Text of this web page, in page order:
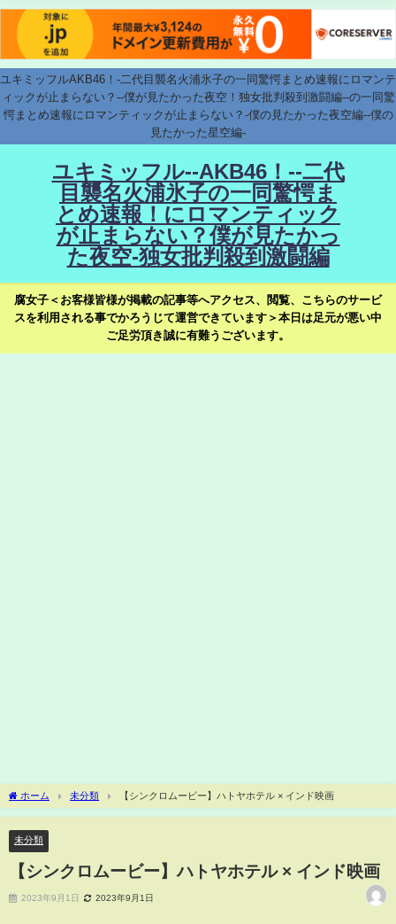
ユキミッフルAKB46！-二代目襲名火浦氷子の一同驚愕まとめ速報にロマンテ
ィックが止まらない？--僕が見たかった夜空！独女批判殺到激闘編--の一同驚
愕まとめ速報にロマンティックが止まらない？-僕の見たかった夜空編--僕の
見たかった星空編-
ユキミッフル--AKB46！--二代
目襲名火浦氷子の一同驚愕ま
とめ速報！にロマンティック
が止まらない？僕が見たかっ
た夜空-独女批判殺到激闘編
腐女子＜お客様皆様が掲載の記事等へアクセス、閲覧、こちらのサービ
スを利用される事でかろうじて運営できています＞本日は足元が悪い中
ご足労頂き誠に有難うございます。
ホーム 未分類 【シンクロムービー】ハトヤホテル × インド映画
未分類
【シンクロムービー】ハトヤホテル × インド映画
2023年9月1日 2023年9月1日